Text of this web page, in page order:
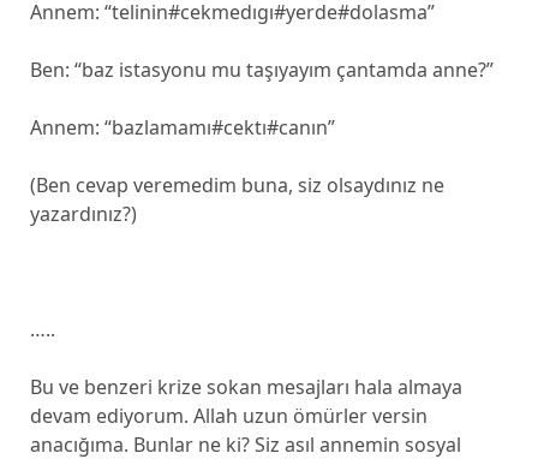
Annem: “telinin#cekmedıgı#yerde#dolasma”
Ben: “baz istasyonu mu taşıyayım çantamda anne?”
Annem: “bazlamamı#cektı#canın”
(Ben cevap veremedim buna, siz olsaydınız ne
yazardınız?)
…..
Bu ve benzeri krize sokan mesajları hala almaya
devam ediyorum. Allah uzun ömürler versin
anacığıma. Bunlar ne ki? Siz asıl annemin sosyal